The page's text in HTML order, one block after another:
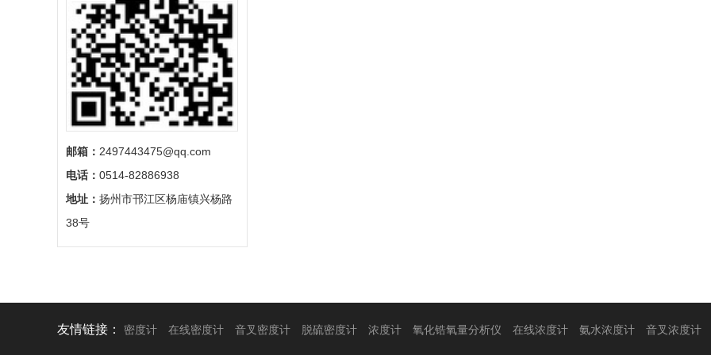
邮箱： 2497443475@qq.com
电话： 0514-82886938
地址： 扬州市邗江区杨庙镇兴杨路
38号
友情链接： 密度计 在线密度计 音叉密度计 脱硫密度计 浓度计 氧化锆氧量分析仪 在线浓度计 氨水浓度计 音叉浓度计